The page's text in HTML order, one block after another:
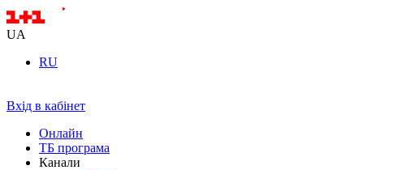
UA
RU
Вхід в кабінет
Онлайн
ТБ програма
Канали